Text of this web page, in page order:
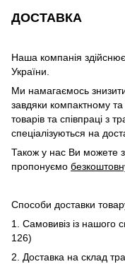
ДОСТАВКА
Наша компанія здійснює
України.
Ми намагаємось
завдяки компактному
товарів та співпраці з
спеціалізуються на
Також у нас Ви можете
пропонуємо
Способи доставки
1. Самовивіз із нашого
126)
2. Доставка на склад